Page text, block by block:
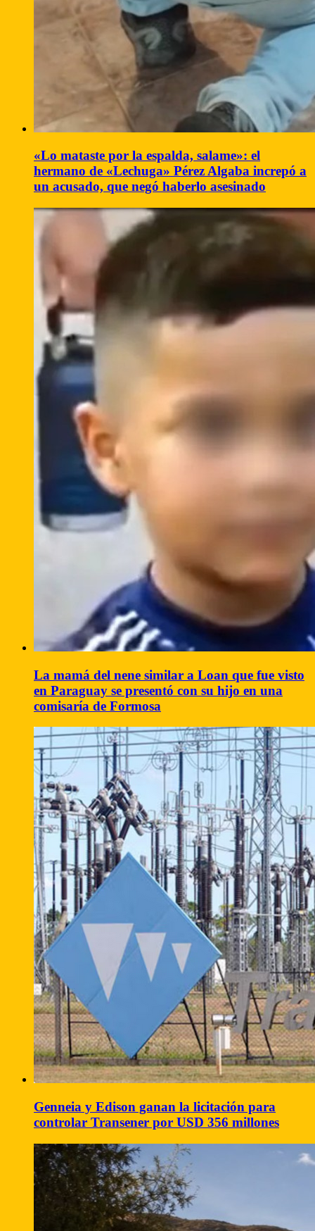
«Lo mataste por la espalda, salame»: el
hermano de «Lechuga» Pérez Algaba increpó a
un acusado, que negó haberlo asesinado
La mamá del nene similar a Loan que fue visto
en Paraguay se presentó con su hijo en una
comisaría de Formosa
Genneia y Edison ganan la licitación para
controlar Transener por USD 356 millones